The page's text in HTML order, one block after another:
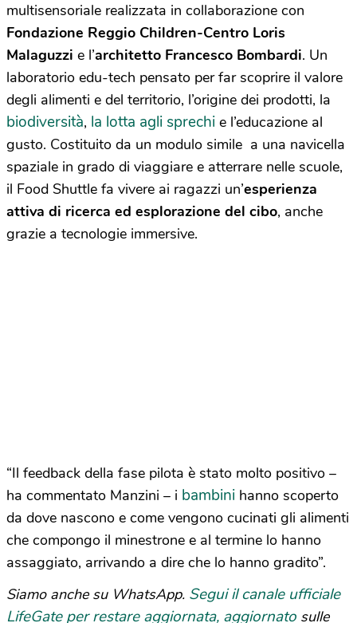
multisensoriale realizzata in collaborazione con
Fondazione Reggio Children-Centro Loris
Malaguzzi e l’architetto Francesco Bombardi. Un
laboratorio edu-tech pensato per far scoprire il valore
degli alimenti e del territorio, l’origine dei prodotti, la
biodiversità, la lotta agli sprechi e l’educazione al
gusto. Costituito da un modulo simile a una navicella
spaziale in grado di viaggiare e atterrare nelle scuole,
il Food Shuttle fa vivere ai ragazzi un’esperienza
attiva di ricerca ed esplorazione del cibo, anche
grazie a tecnologie immersive.
“Il feedback della fase pilota è stato molto positivo –
ha commentato Manzini – i bambini hanno scoperto
da dove nascono e come vengono cucinati gli alimenti
che compongo il minestrone e al termine lo hanno
assaggiato, arrivando a dire che lo hanno gradito”.
Siamo anche su WhatsApp. Segui il canale ufficiale
LifeGate per restare aggiornata, aggiornato sulle